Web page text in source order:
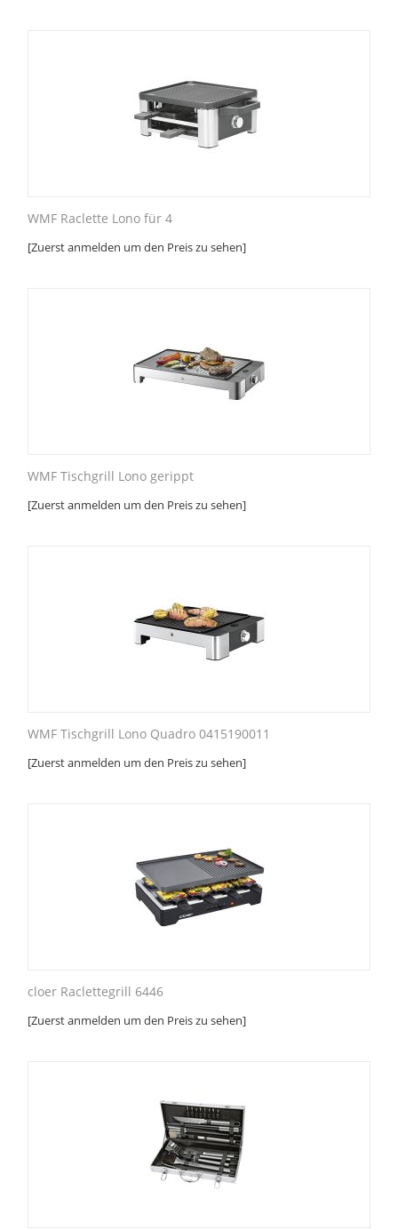
WMF Raclette Lono für 4
[Zuerst anmelden um den Preis zu sehen]
WMF Tischgrill Lono gerippt
[Zuerst anmelden um den Preis zu sehen]
WMF Tischgrill Lono Quadro 0415190011
[Zuerst anmelden um den Preis zu sehen]
cloer Raclettegrill 6446
[Zuerst anmelden um den Preis zu sehen]